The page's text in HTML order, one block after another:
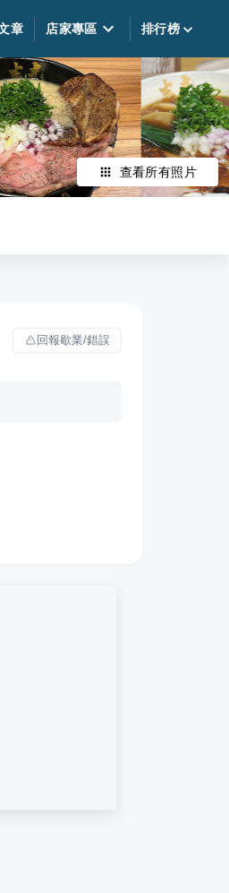
章 店家專區 排行榜
查看所有照片
回報歇業/錯誤